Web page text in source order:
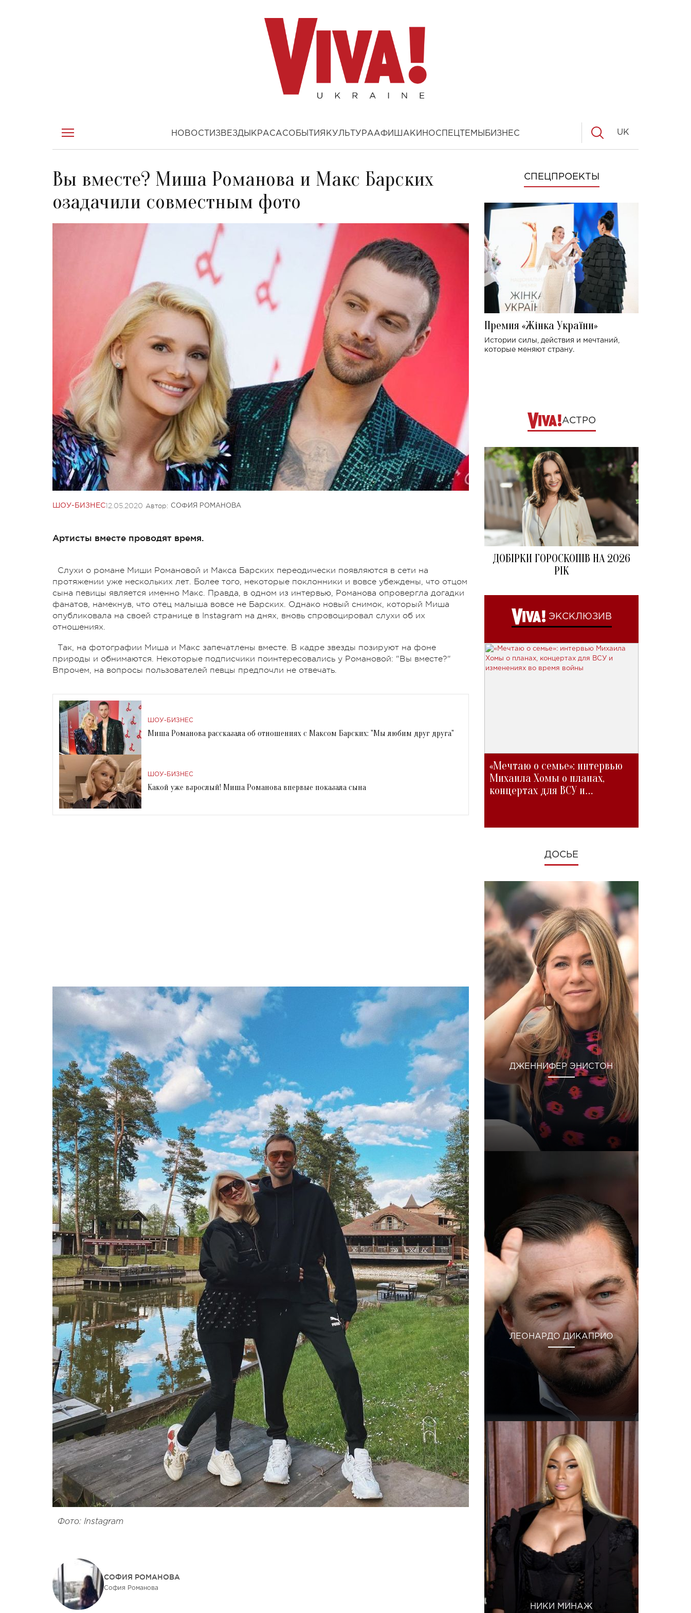
НОВОСТИ ЗВЕЗДЫ КРАСАСОБЫТИЯ КУЛЬТУРААФИША КИНОСПЕЦТЕМЫ БИЗНЕС UK
Вы вместе? Миша Романова и Макс Барских
озадачили совместным фото
ШОУ-БИЗНЕС12.05.2020 Автор: СОФИЯ РОМАНОВА
Артисты вместе проводят время.
Слухи о романе Миши Романовой и Макса Барских переодически появляются в сети на
протяжении уже нескольких лет. Более того, некоторые поклонники и вовсе убеждены, что отцом
сына певицы является именно Макс. Правда, в одном из интервью, Романова опровергла догадки
фанатов, намекнув, что отец малыша вовсе не Барских. Однако новый снимок, который Миша
опубликовала на своей странице в Instagram на днях, вновь спровоцировал слухи об их
отношениях.
Так, на фотографии Миша и Макс запечатлены вместе. В кадре звезды позируют на фоне
природы и обнимаются. Некоторые подписчики поинтересовались у Романовой: "Вы вместе?"
Впрочем, на вопросы пользователей певцы предпочли не отвечать.
ШОУ-БИЗНЕС
Миша Романова рассказала об отношениях с Максом Барских: "Мы любим друг друга"
ШОУ-БИЗНЕС
Какой уже взрослый! Миша Романова впервые показала сына
Фото: Instagram
СОФИЯ РОМАНОВА
София Романова
СПЕЦПРОЕКТЫ
Премия «Жінка України»
Истории силы, действия и мечтаний,
которые меняют страну.
АСТРО
ДОБІРКИ ГОРОСКОПІВ НА 2026
РІК
ЭКСКЛЮЗИВ
«Мечтаю о семье»: интервью
Михаила Хомы о планах,
концертах для ВСУ и
ДОСЬЕ
ДЖЕННИФЕР ЭНИСТОН
ЛЕОНАРДО ДИКАПРИО
НИКИ МИНАЖ